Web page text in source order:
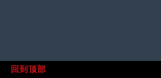
回到顶部